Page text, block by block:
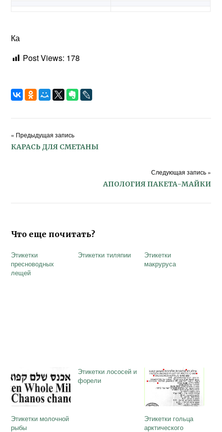
Ка
Post Views: 178
« Предыдущая запись
КАРАСЬ ДЛЯ СМЕТАНЫ
Следующая запись »
АПОЛОГИЯ ПАКЕТА-МАЙКИ
Что еще почитать?
Этикетки
пресноводных
лещей
Этикетки тиляпии
Этикетки
макруруса
Этикетки молочной
рыбы
Этикетки лососей и
форели
Этикетки гольца
арктического